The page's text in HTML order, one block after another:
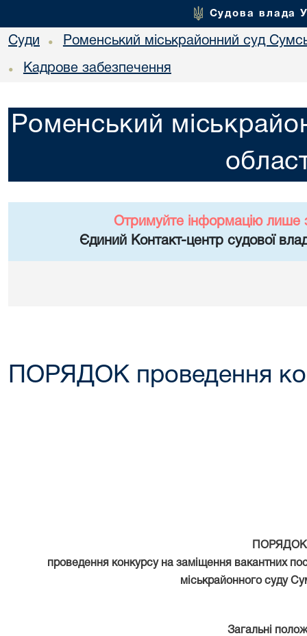
Судова влада
Суди • Роменський міськрайонний суд
• Кадрове забезпечення
Роменський
Отримуйте інформацію лише
Єдиний Контакт-центр судової
ПОРЯДОК проведення
ПОРЯДОК
проведення конкурсу на заміщення вакантних
міськрайонного суду
Загальні